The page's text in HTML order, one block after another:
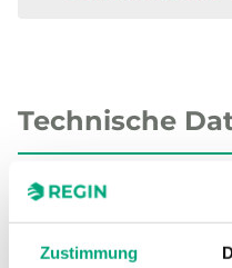
Zustimmung
Technische
Technische Daten